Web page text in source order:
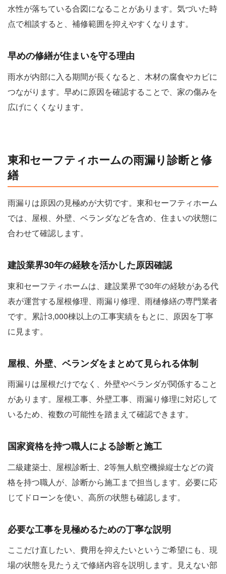
水性が落ちている合図になることがあります。気づいた時
点で相談すると、補修範囲を抑えやすくなります。
早めの修繕が住まいを守る理由
雨水が内部に入る期間が長くなると、木材の腐食やカビに
つながります。早めに原因を確認することで、家の傷みを
広げにくくなります。
東和セーフティホームの雨漏り診断と修
繕
雨漏りは原因の見極めが大切です。東和セーフティホーム
では、屋根、外壁、ベランダなどを含め、住まいの状態に
合わせて確認します。
建設業界30年の経験を活かした原因確認
東和セーフティホームは、建設業界で30年の経験がある代
表が運営する屋根修理、雨漏り修理、雨樋修繕の専門業者
です。累計3,000棟以上の工事実績をもとに、原因を丁寧
に見ます。
屋根、外壁、ベランダをまとめて見られる体制
雨漏りは屋根だけでなく、外壁やベランダが関係すること
があります。屋根工事、外壁工事、雨漏り修理に対応して
いるため、複数の可能性を踏まえて確認できます。
国家資格を持つ職人による診断と施工
二級建築士、屋根診断士、2等無人航空機操縦士などの資
格を持つ職人が、診断から施工まで担当します。必要に応
じてドローンを使い、高所の状態も確認します。
必要な工事を見極めるための丁寧な説明
ここだけ直したい、費用を抑えたいというご希望にも、現
場の状態を見たうえで修繕内容を説明します。見えない部